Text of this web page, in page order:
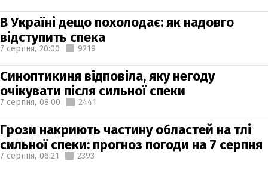
В Україні дещо похолодає: як надовго
відступить спека
7 серпня, 20:00 9219
Синоптикиня відповіла, яку негоду
очікувати після сильної спеки
7 серпня, 08:00 2441
Грози накриють частину областей на тлі
сильної спеки: прогноз погоди на 7 серпня
7 серпня, 06:21 2393